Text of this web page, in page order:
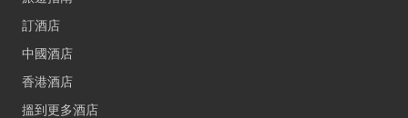
訂酒店
中國酒店
香港酒店
搵到更多酒店